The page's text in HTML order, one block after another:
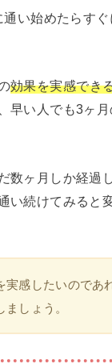
い始めたらす
効果を実感でき
早い人でも3ヶ
数ヶ月しか経過
い続けてみると
実感したいのであ
ましょう。